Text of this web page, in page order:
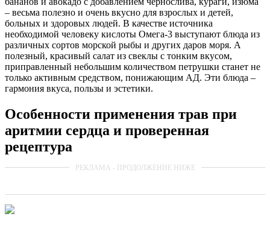
– весьма полезно и очень вкусно для взрослых и детей,
больных и здоровых людей. В качестве источника
необходимой человеку кислоты Омега-3 выступают блюда из
различных сортов морской рыбы и других даров моря. А
полезный, красивый салат из свеклы с тонким вкусом,
приправленный небольшим количеством петрушки станет не
только активным средством, понижающим АД. Эти блюда –
гармония вкуса, пользы и эстетики.
Особенности применения трав при
аритмии сердца и проверенная
рецептура